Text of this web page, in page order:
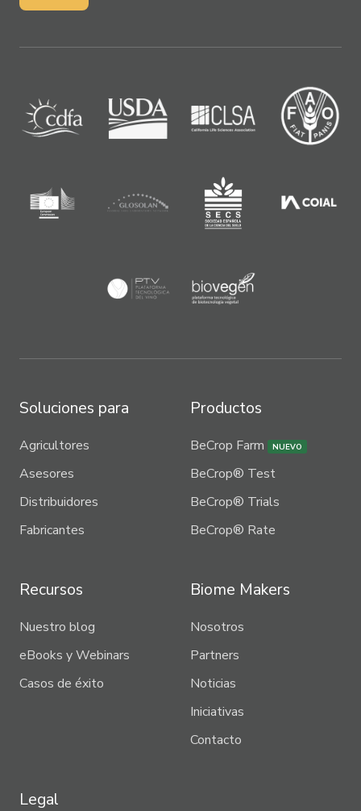
Soluciones para
Agricultores
Asesores
Distribuidores
Fabricantes
Productos
BeCrop Farm NUEVO
BeCrop® Test
BeCrop® Trials
BeCrop® Rate
Recursos
Nuestro blog
eBooks y Webinars
Casos de éxito
Biome Makers
Nosotros
Partners
Noticias
Iniciativas
Contacto
Legal